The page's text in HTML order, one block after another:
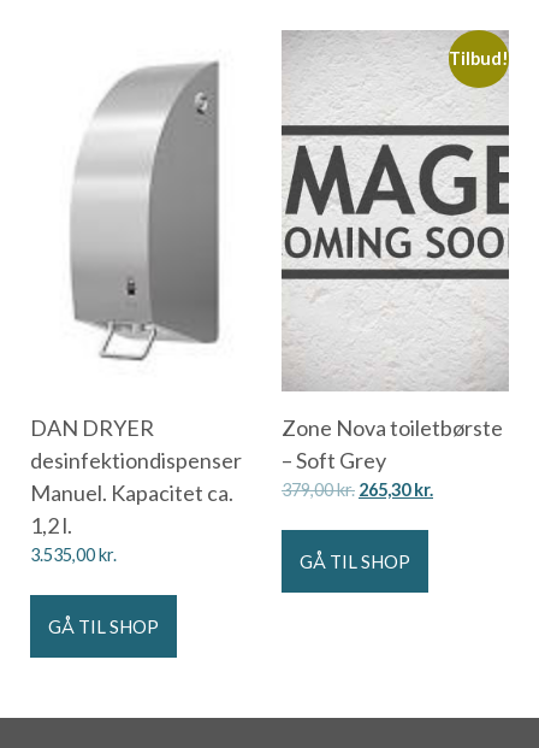
DAN DRYER
desinfektiondispenser
Manuel. Kapacitet ca.
1,2 l.
3.535,00 kr.
GÅ TIL SHOP
Tilbud!
Zone Nova toiletbørste
– Soft Grey
379,00kr. 265,30 kr.
GÅ TIL SHOP